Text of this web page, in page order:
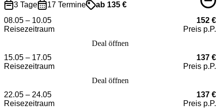
3 Tage
17 Termine
ab 135 €
08.05 – 10.05
Reisezeitraum
152 €
Preis p.P.
Deal öffnen
15.05 – 17.05
Reisezeitraum
137 €
Preis p.P.
Deal öffnen
22.05 – 24.05
Reisezeitraum
137 €
Preis p.P.